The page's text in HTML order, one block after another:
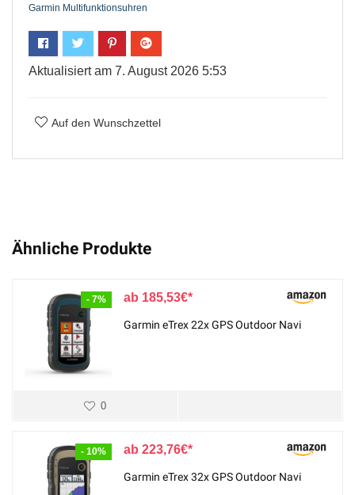
Garmin Multifunktionsuhren
Aktualisiert am 7. August 2026 5:53
Auf den Wunschzettel
Ähnliche Produkte
- 7% 185,53€
Garmin eTrex 22x GPS Outdoor Navi
0
- 10% 223,76€
Garmin eTrex 32x GPS Outdoor Navi